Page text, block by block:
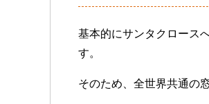
基本的にサンタクロース
す。
そのため、全世界共通の